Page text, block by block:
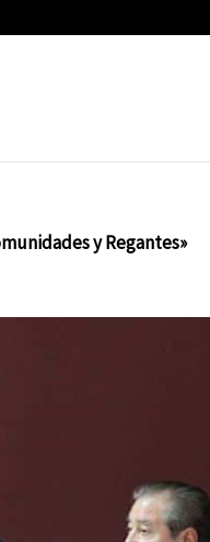
y Regantes»